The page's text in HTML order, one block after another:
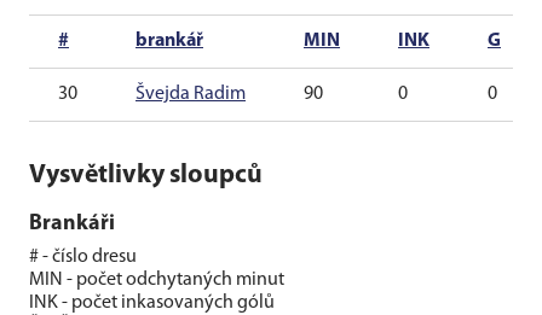
# brankář MIN INK G
30 Švejda Radim 90 0 0
Vysvětlivky sloupců
Brankáři
# - číslo dresu
MIN - počet odchytaných minut
INK - počet inkasovaných gólů